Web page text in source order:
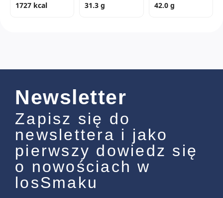
1727 kcal 31.3 g 42.0 g
Newsletter
Zapisz się do
newslettera i jako
pierwszy dowiedz się
o nowościach w
losSmaku